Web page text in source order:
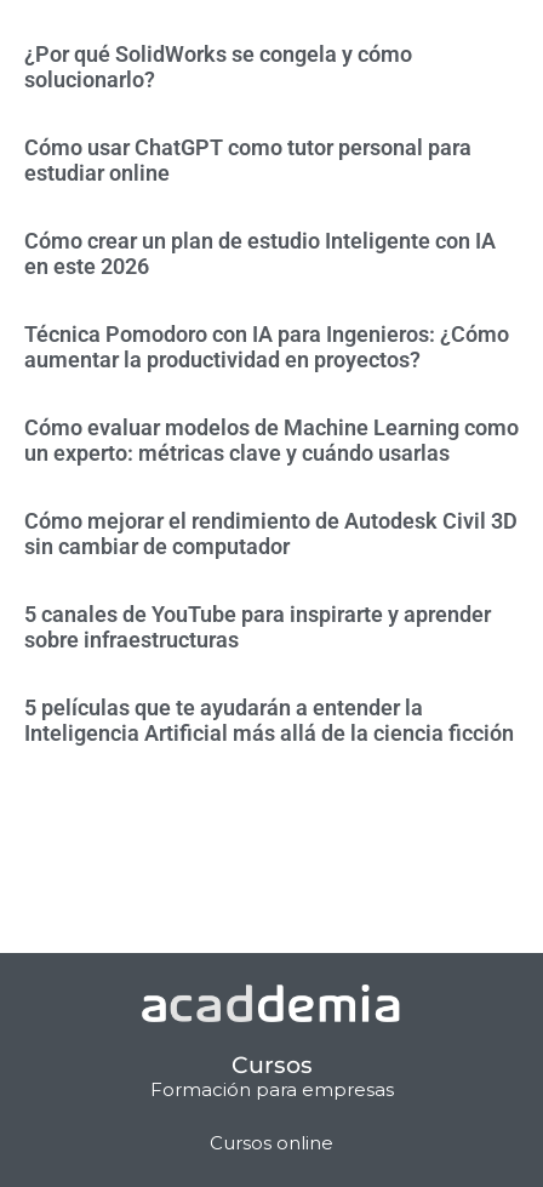
¿Por qué SolidWorks se congela y cómo
solucionarlo?
Cómo usar ChatGPT como tutor personal para
estudiar online
Cómo crear un plan de estudio Inteligente con IA
en este 2026
Técnica Pomodoro con IA para Ingenieros: ¿Cómo
aumentar la productividad en proyectos?
Cómo evaluar modelos de Machine Learning como
un experto: métricas clave y cuándo usarlas
Cómo mejorar el rendimiento de Autodesk Civil 3D
sin cambiar de computador
5 canales de YouTube para inspirarte y aprender
sobre infraestructuras
5 películas que te ayudarán a entender la
Inteligencia Artificial más allá de la ciencia ficción
Cursos
Formación para empresas
Cursos online